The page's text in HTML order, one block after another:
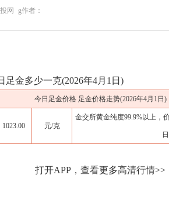
网 g作者：
足金多少一克(2026年4月1日)
今日足金价格 足金价格走势(2026年4月1日)
1023.00 元/克
金交所黄金纯度99.9%以上，
打开APP，查看更多高清行情>>